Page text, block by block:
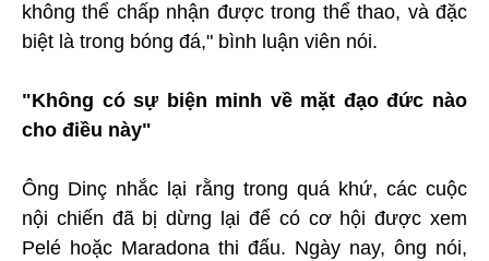
không thể chấp nhận được trong thể thao, và đặc
biệt là trong bóng đá," bình luận viên nói.
"Không có sự biện minh về mặt đạo đức nào
cho điều này"
Ông Dinç nhắc lại rằng trong quá khứ, các cuộc
nội chiến đã bị dừng lại để có cơ hội được xem
Pelé hoặc Maradona thi đấu. Ngày nay, ông nói,